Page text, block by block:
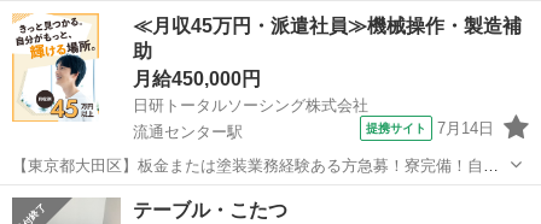
60cm or 35cm コタツ布団とマットもセットで引き取りお願いします。
東京 大田区 六郷土手駅 テーブル
≪月収45万円・派遣社員≫機械操作・製造補
助
月給450,000円
日研トータルソーシング株式会社
流通センター駅
提携サイト 7月14日
【東京都大田区】板金または塗装業務経験ある方急募！寮完備！自動
車の板金塗装《お仕事No.5A468-AMS》 お仕事について 指定自動車整
備工場での自動車の板金塗装および付随業務。 ※業務の変更、就業場
東京 大田区 流通センター駅
テーブル・こたつ